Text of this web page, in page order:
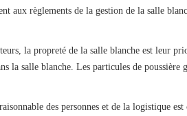
aux règlements de la gestion de la salle
la propreté de la salle blanche est leur
la salle blanche. Les particules de
des personnes et de la logistique